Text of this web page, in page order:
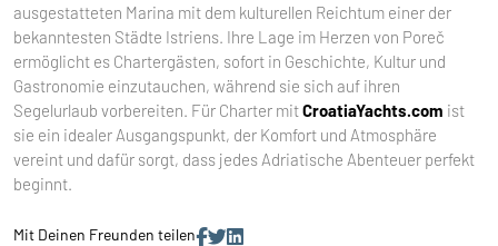
ausgestatteten Marina mit dem kulturellen Reichtum einer der
bekanntesten Städte Istriens. Ihre Lage im Herzen von Poreč
ermöglicht es Chartergästen, sofort in Geschichte, Kultur und
Gastronomie einzutauchen, während sie sich auf ihren
Segelurlaub vorbereiten. Für Charter mitCroatiaYachts.com ist
sie ein idealer Ausgangspunkt, der Komfort und Atmosphäre
vereint und dafür sorgt, dass jedes Adriatische Abenteuer perfekt
beginnt.
Mit Deinen Freunden teilen